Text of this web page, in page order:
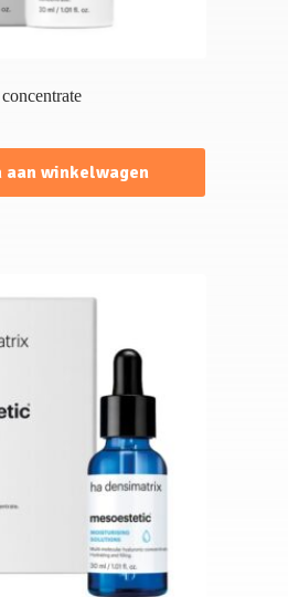
aan winkelwagen